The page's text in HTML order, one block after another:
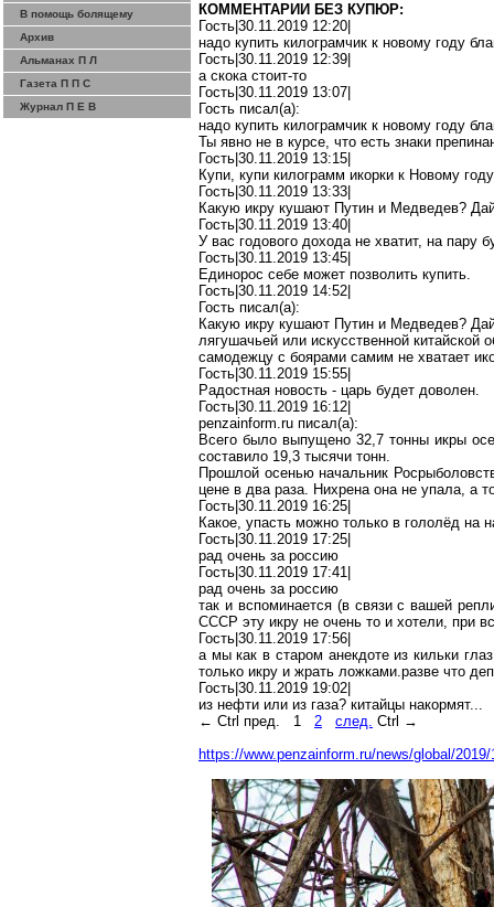
В помощь болящему
Архив
Альманах П Л
Газета П П С
Журнал П Е В
КОММЕНТАРИИ БЕЗ КУПЮР:
Гость|30.11.2019 12:20|
надо купить килограмчик к новому году
Гость|30.11.2019 12:39|
а скока стоит-то
Гость|30.11.2019 13:07|
Гость писал(a):
надо купить килограмчик к новому году
Ты явно не в курсе, что есть знаки
Гость|30.11.2019 13:15|
Купи, купи килограмм икорки к Новому
Гость|30.11.2019 13:33|
Какую икру кушают Путин и Медведев?
Гость|30.11.2019 13:40|
У вас годового дохода не хватит, на пару
Гость|30.11.2019 13:45|
Единорос себе может позволить купить.
Гость|30.11.2019 14:52|
Гость писал(a):
Какую икру кушают Путин и Медведев?
лягушачьей или искусственной китайской
самодежцу с боярами самим не хватает
Гость|30.11.2019 15:55|
Радостная новость - царь будет доволен.
Гость|30.11.2019 16:12|
penzainform.ru писал(a):
Всего было выпущено 32,7 тонны икры
составило 19,3 тысячи тонн.
Прошлой осенью начальник
цене в два раза. Нихренаона не упала, а
Гость|30.11.2019 16:25|
Какое, упасть можно только в гололёд на
Гость|30.11.2019 17:25|
рад очень за россию
Гость|30.11.2019 17:41|
рад очень за россию
так и вспоминается (в связи с вашей
СССР эту икру не очень то и хотели, при
Гость|30.11.2019 17:56|
а мы как в старом анекдоте из кильки
только икру и жрать ложками.разве что
Гость|30.11.2019 19:02|
из нефти или из газа? китайцы накормят...
← Ctrl пред. 1 2 след. Ctrl →
https://www.penzainform.ru/news/global/